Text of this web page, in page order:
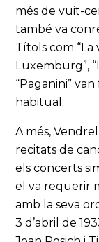
més de vuit-
també va
Títols com “La
Luxemburg”,
“Paganini”
habitual.
A més,
recitats de
els concerts
el va requerir
amb la seva
3 d’abril de